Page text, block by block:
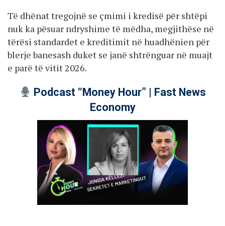
Të dhënat tregojnë se çmimi i kredisë për shtëpi
nuk ka pësuar ndryshime të mëdha, megjithëse në
tërësi standardet e kreditimit në huadhënien për
blerje banesash duket se janë shtrënguar në muajt
e parë të vitit 2026.
Podcast “Money Hour” | Fast News
Economy